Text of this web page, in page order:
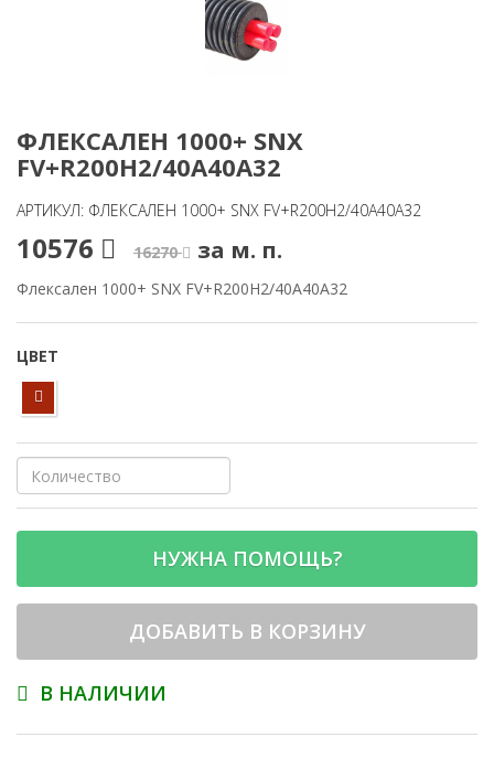
ФЛЕКСАЛЕН 1000+ SNX
FV+R200H2/40A40A32
АРТИКУЛ: ФЛЕКСАЛЕН 1000+ SNX FV+R200H2/40A40A32
10576 16270 за м. п.
Флексален 1000+ SNX FV+R200H2/40A40A32
ЦВЕТ
НУЖНА ПОМОЩЬ?
ДОБАВИТЬ В КОРЗИНУ
В НАЛИЧИИ